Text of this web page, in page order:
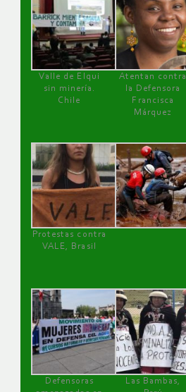
Valle de Elqui
sin minería.
Chile
Atentan contra
la Defensora
Francisca
Márquez
Protestas contra
VALE, Brasil
Defensoras
Las Bambas,